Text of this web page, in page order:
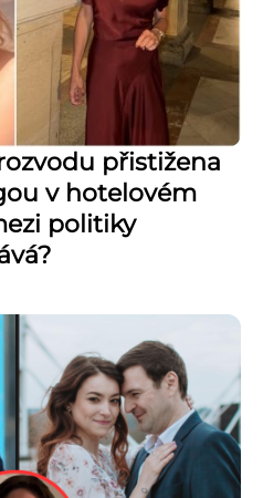
přistižena
v hotelovém
politiky